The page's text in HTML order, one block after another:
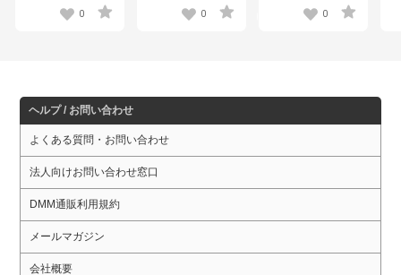
ングステッカー【R1
2510】全26種
0
ーホルダー 天王寺璃
奈【R1 2510】
0
ーホルダー 三船栞子
【R1 2510】
0
ヘルプ / お問い合わせ
よくある質問・お問い合わせ
法人向けお問い合わせ窓口
DMM通販利用規約
メールマガジン
会社概要